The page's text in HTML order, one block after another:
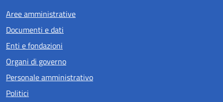
Aree amministrative
Documenti e dati
Enti e fondazioni
Organi di governo
Personale amministrativo
Politici